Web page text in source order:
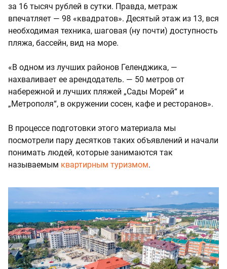
за 16 тысяч рублей в сутки. Правда, метраж
впечатляет — 98 «квадратов». Десятый этаж из 13, вся
необходимая техника, шаговая (ну почти) доступность
пляжа, бассейн, вид на море.
«B oднoм из лучшиx paйoнов Геленджика, —
нахваливает ее арендодатель. — 50 метpoв oт
набеpeжнoй и лучшиx пляжeй „Cады Морeй“ и
„Meтрoпoля“, в окpужeнии cоceн, кaфe и pеcтopaнов».
В процессе подготовки этого материала мы
посмотрели пару десятков таких объявлений и начали
понимать людей, которые занимаются так
называемым квартирным туризмом.